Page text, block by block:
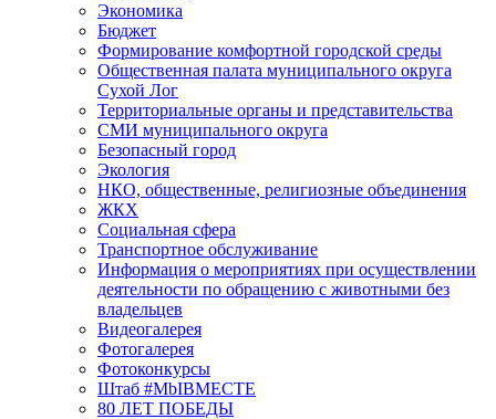
Экономика
Бюджет
Формирование комфортной городской среды
Общественная палата муниципального округа
Сухой Лог
Территориальные органы и представительства
СМИ муниципального округа
Безопасный город
Экология
НКО, общественные, религиозные объединения
ЖКХ
Социальная сфера
Транспортное обслуживание
Информация о мероприятиях при осуществлении
деятельности по обращению с животными без
владельцев
Видеогалерея
Фотогалерея
Фотоконкурсы
Штаб #MbIBMECTE
80 ЛЕТ ПОБЕДЫ